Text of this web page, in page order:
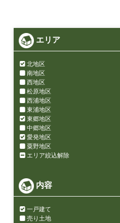
エリア
北地区
南地区
西地区
松原地区
西浦地区
東浦地区
東郷地区
中郷地区
愛発地区
粟野地区
エリア絞込解除
内容
一戸建て
売り土地